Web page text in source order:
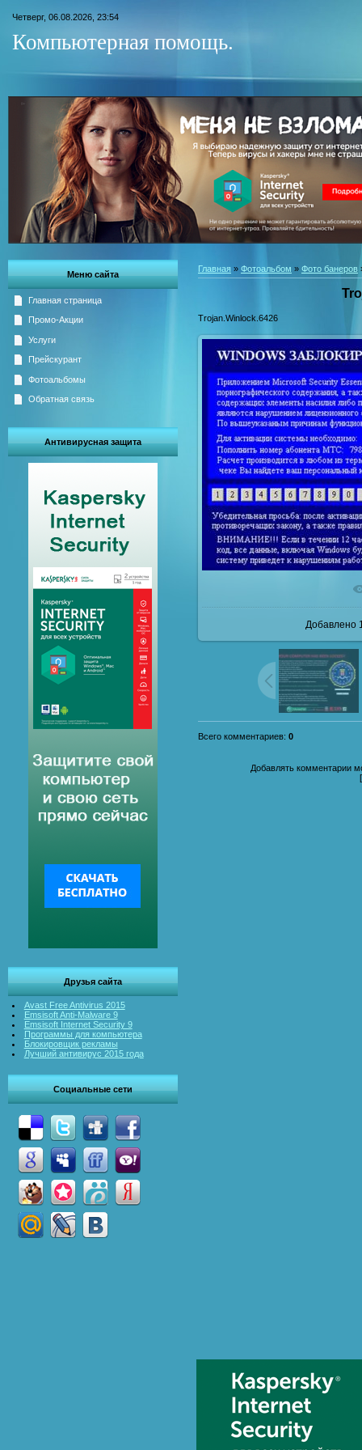
Четверг, 06.08.2026, 23:54
Компьютерная помощь.
Меню сайта
Главная страница
Промо-Акции
Услуги
Прейскурант
Фотоальбомы
Обратная связь
Антивирусная защита
Друзья сайта
Avast Free Antivirus 2015
Emsisoft Anti-Malware 9
Emsisoft Internet Security 9
Программы для компьютера
Блокировщик рекламы
Лучший антивирус 2015 года
Социальные сети
Главная » Фотоальбом » Фото банеров
Trojan.Winlock.6426
В
Добавлено
Всего комментариев: 0
Добавлять комментарии